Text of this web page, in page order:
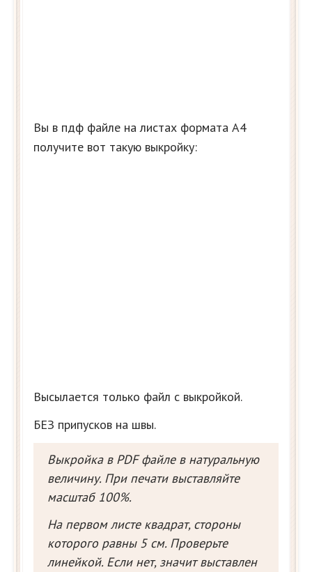
Вы в пдф файле на листах формата А4
получите вот такую выкройку:
Высылается только файл с выкройкой.
БЕЗ припусков на швы.
Выкройка в PDF файле в натуральную
величину. При печати выставляйте
масштаб 100%.
На первом листе квадрат, стороны
которого равны 5 см. Проверьте
линейкой. Если нет, значит выставлен